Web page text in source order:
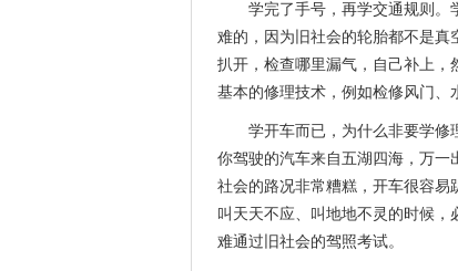
学完了手号，再学交通规则。
难的，因为旧社会的轮胎都不是
扒开，检查哪里漏气，自己补上
基本的修理技术，例如检修风门、
学开车而已，为什么非要学修
你驾驶的汽车来自五湖四海，万一
社会的路况非常糟糕，开车很容易
叫天天不应、叫地地不灵的时候
难通过旧社会的驾照考试。